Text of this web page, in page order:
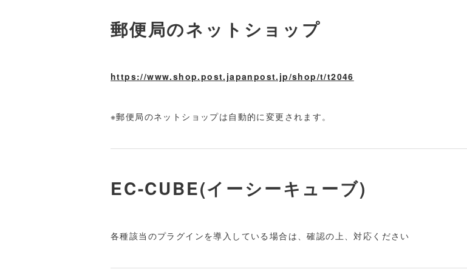
郵便局のネットショップ
https://www.shop.post.japanpost.jp/shop/t/t2046
※郵便局のネットショップは自動的に変更されます。
EC-CUBE(イーシーキューブ)
各種該当のプラグインを導入している場合は、確認の上、対応ください